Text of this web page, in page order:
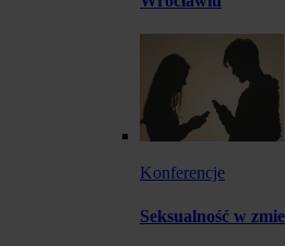
Konferencje
Seksualność w